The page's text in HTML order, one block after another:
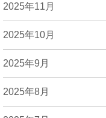
2025年11月
2025年10月
2025年9月
2025年8月